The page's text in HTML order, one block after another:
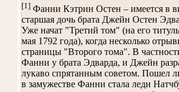
[1] Фанни Кэтрин Остен – имеется в
старшая дочь брата Джейн Остен
Уже начат "Третий том" (на его
мая 1792 года), когда несколько
страницы "Второго тома". В
Фанни у брата Эдварда, и Джейн
лукаво спрятанным советом. Пошел
в замужестве Фанни стала леди